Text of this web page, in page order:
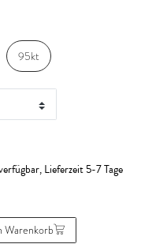
95kt
Lieferzeit 5-7 Tage
Warenkorb